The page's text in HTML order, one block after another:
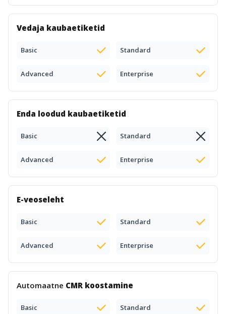
Vedaja kaubaetiketid
Basic Standard
Advanced Enterprise
Enda loodud kaubaetiketid
Basic Standard
Advanced Enterprise
E-veoseleht
Basic Standard
Advanced Enterprise
Automaatne CMR koostamine
Basic Standard